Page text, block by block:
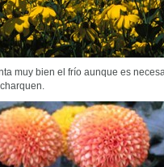
muy bien el frío aunque es